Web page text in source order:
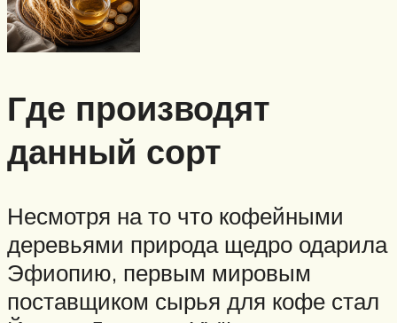
Где производят
данный сорт
Несмотря на то что кофейными
деревьями природа щедро одарила
Эфиопию, первым мировым
поставщиком сырья для кофе стал